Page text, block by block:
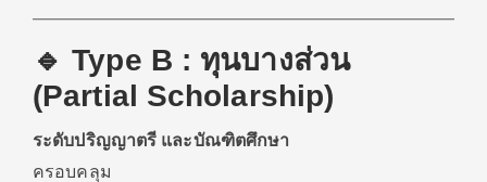
🔹 Type B : ทุนบางส่วน
(Partial Scholarship)
ระดับปริญญาตรี และบัณฑิตศึกษา
ครอบคลุม